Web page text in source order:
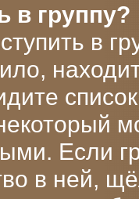
в группу?
в
Если
в ней,